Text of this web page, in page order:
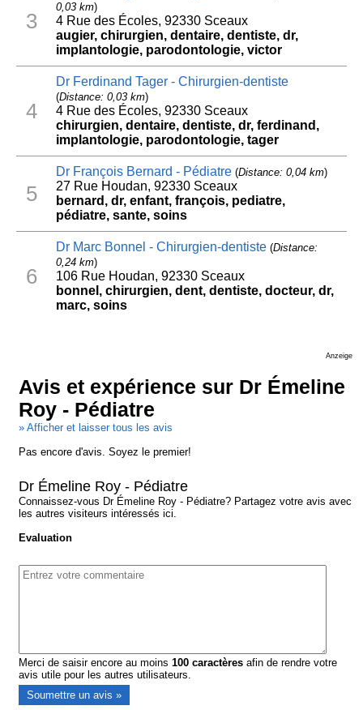
3
0,03 km)
4 Rue des Écoles, 92330 Sceaux
augier, chirurgien, dentaire, dentiste, dr,
implantologie, parodontologie, victor
4
Dr Ferdinand Tager - Chirurgien-dentiste
(Distance: 0,03 km)
4 Rue des Écoles, 92330 Sceaux
chirurgien, dentaire, dentiste, dr, ferdinand,
implantologie, parodontologie, tager
5
Dr François Bernard - Pédiatre(Distance: 0,04 km)
27 Rue Houdan, 92330 Sceaux
bernard, dr, enfant, françois, pediatre,
pédiatre, sante, soins
6
Dr Marc Bonnel - Chirurgien-dentiste(Distance:
0,24 km)
106 Rue Houdan, 92330 Sceaux
bonnel, chirurgien, dent, dentiste, docteur, dr,
marc, soins
Anzeige
Avis et expérience sur Dr Émeline
Roy - Pédiatre
» Afficher et laisser tous les avis
Pas encore d'avis. Soyez le premier!
Dr Émeline Roy - Pédiatre
Connaissez-vous Dr Émeline Roy - Pédiatre? Partagez votre avis avec
les autres visiteurs intéressés ici.
Evaluation
Merci de saisir encore au moins100 caractères afin de rendre votre
avis utile pour les autres utilisateurs.